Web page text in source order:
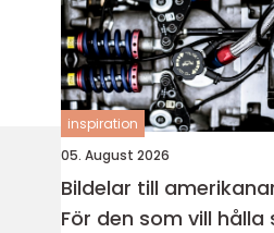
inspiration
05. August 2026
Bildelar till
För den som vill hålla